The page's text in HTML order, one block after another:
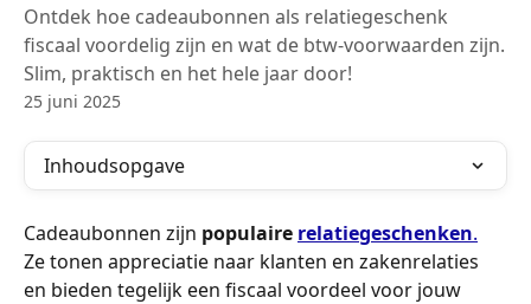
Ontdek hoe cadeaubonnen als relatiegeschenk
fiscaal voordelig zijn en wat de btw-voorwaarden zijn.
Slim, praktisch en het hele jaar door!
25 juni 2025
Inhoudsopgave
Cadeaubonnen zijn populaire relatiegeschenken.
Ze tonen appreciatie naar klanten en zakenrelaties
en bieden tegelijk een fiscaal voordeel voor jouw